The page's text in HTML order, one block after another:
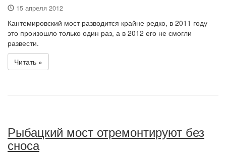
15 апреля 2012
Кантемировский мост разводится крайне редко, в 2011 году
это произошло только один раз, а в 2012 его не смогли
развести.
Читать »
Рыбацкий мост отремонтируют без
сноса